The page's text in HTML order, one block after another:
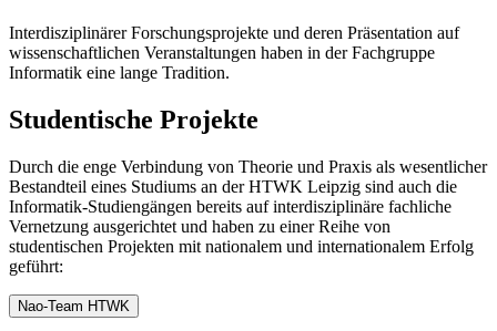
Interdisziplinärer Forschungsprojekte und deren Präsentation auf
wissenschaftlichen Veranstaltungen haben in der Fachgruppe
Informatik eine lange Tradition.
Studentische Projekte
Durch die enge Verbindung von Theorie und Praxis als wesentlicher
Bestandteil eines Studiums an der HTWK Leipzig sind auch die
Informatik-Studiengängen bereits auf interdisziplinäre fachliche
Vernetzung ausgerichtet und haben zu einer Reihe von
studentischen Projekten mit nationalem und internationalem Erfolg
geführt:
Nao-Team HTWK